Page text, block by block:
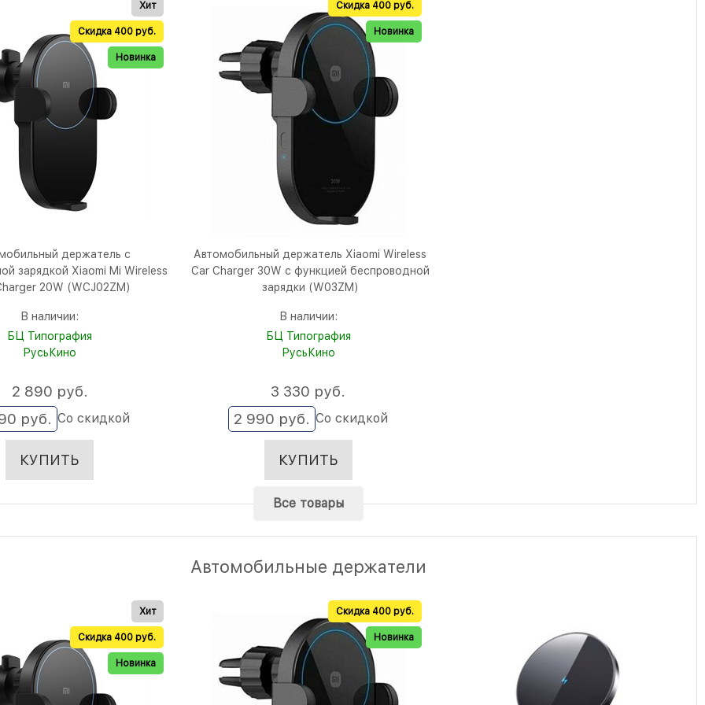
держатель с
зарядкой Xiaomi Mi Wireless
20W (WCJ02ZM)
В наличии:
БЦ Типография
РусьКино
Хит
Скидка 400 руб.
Новинка
руб. Со скидкой
2 890 руб.
КУПИТЬ
Автомобильный держатель Xiaomi Wireless
Car Charger 30W с функцией беcпроводной
зарядки (W03ZM)
В наличии:
БЦ Типография
РусьКино
Скидка 400 руб.
Новинка
2 990 руб. Со скидкой
3 330 руб.
КУПИТЬ
Все товары
Автомобильные держатели
Хит
Скидка 400 руб.
Новинка
Скидка 400 руб.
Новинка